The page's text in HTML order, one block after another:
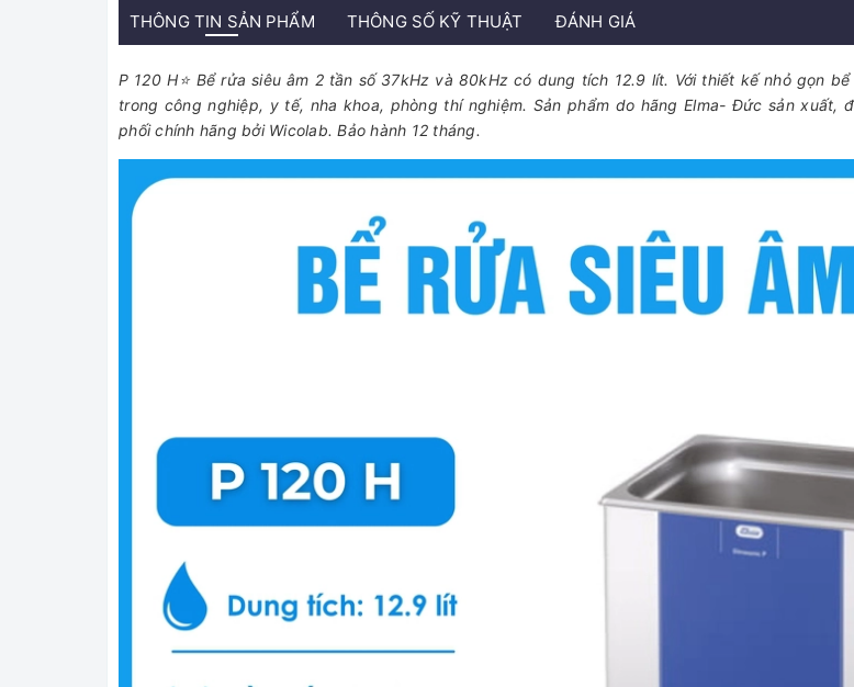
THÔNG TIN SẢN PHẨM THÔNG SỐ KỸ THUẬT ĐÁNH GIÁ
P 120 H⭐ Bể rửa siêu âm 2 tần số 37kHz và 80kHz có dung tích 12.9 lít. Với thiết kế nhỏ gọn
trong công nghiệp, y tế, nha khoa, phòng thí nghiệm. Sản phẩm do hãng Elma- Đức sản xuất,
phối chính hãng bởi Wicolab. Bảo hành 12 tháng.